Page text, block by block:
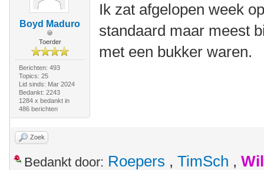
Boyd Maduro
Toerder
Berichten: 493
Topics: 25
Lid sinds: Mar 2024
Bedankt: 2243
1284 x bedankt in
486 berichten
Ik zat afgelopen week
standaard maar meest
met een bukker waren.
Zoek
Bedankt door: Roepers , TimSch ,